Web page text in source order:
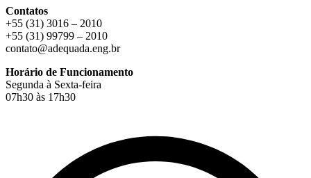
Contatos
+55 (31) 3016 – 2010
+55 (31) 99799 – 2010
contato@adequada.eng.br
Horário de Funcionamento
Segunda à Sexta-feira
07h30 às 17h30